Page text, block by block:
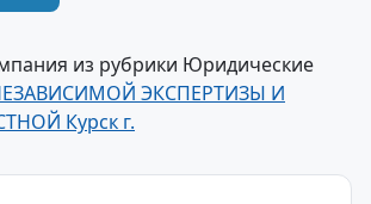
из рубрики Юридические
ЭКСПЕРТИЗЫ И
Курск г.